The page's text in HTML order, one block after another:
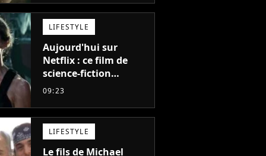
l'année"
LIFESTYLE
Aujourd'hui sur
Netflix : ce film de
science-fiction
totalement oublié est
meilleurs des années
2010
09:23
LIFESTYLE
Le fils de Michael